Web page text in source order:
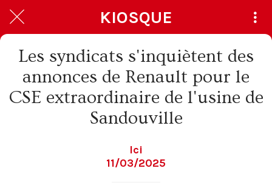
KIOSQUE
Les syndicats s'inquiètent des
annonces de Renault pour le
CSE extraordinaire de l'usine de
Sandouville
Ici
11/03/2025